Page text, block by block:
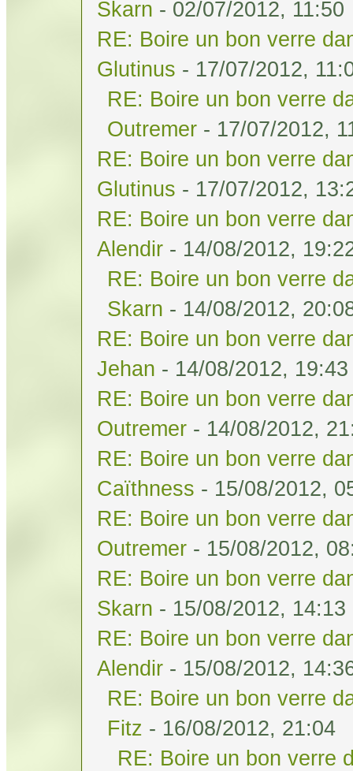
Skarn - 02/07/2012, 11:50
RE: Boire un bon verre
Glutinus - 17/07/2012,
RE: Boire un bon verre
Outremer - 17/07/2012,
RE: Boire un bon verre
Glutinus - 17/07/2012,
RE: Boire un bon verre
Alendir - 14/08/2012,
RE: Boire un bon verre
Skarn - 14/08/2012,
RE: Boire un bon verre
Jehan - 14/08/2012, 19:43
RE: Boire un bon verre
Outremer - 14/08/2012,
RE: Boire un bon verre
Caïthness - 15/08/2012,
RE: Boire un bon verre
Outremer - 15/08/2012,
RE: Boire un bon verre
Skarn - 15/08/2012, 14:13
RE: Boire un bon verre
Alendir - 15/08/2012,
RE: Boire un bon verre
Fitz - 16/08/2012, 21:04
RE: Boire un bon verre